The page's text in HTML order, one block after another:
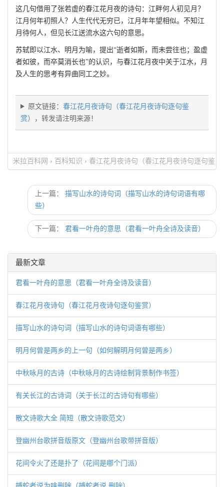
这几句借用了张若虚的春江花月夜的诗句：江畔何人初见月？
江月何年初照人？人生代代无穷已，江月年年望相似。不知江
月待何人，但见长江送流水这六句的意思。
苏轼即以江水、明月为喻，提出“逝者如斯，而未尝往也；盈虚
者如彼，而卒莫消长也”的认识，与春江花月夜中关于江水，月
及人生的思考有异曲同工之妙。
原文链接： 春江花月夜诗句（春江花月夜诗句逐句鉴
赏）
，转发请注明来源！
米拉百科网 › 百科知识 › 春江花月夜诗句（春江花月夜诗句逐句鉴
上一篇：
描写山水的诗句词（描写山水的诗句词语有哪
些）
下一篇： 君看一叶舟的意思（君看一叶舟全诗及读音）
最新文章
君看一叶舟的意思（君看一叶舟全诗及读音）
春江花月夜诗句（春江花月夜诗句逐句鉴赏）
描写山水的诗句词（描写山水的诗句词语有哪些）
明月何曾是两乡的上一句（如何解明月何曾是两乡）
中秋咏月的古诗（中秋咏月的古诗绘制背景制作书签）
有关长江的古诗词（关于长江的古诗句有哪些）
散文诗歌大全 简短（散文诗歌范文）
登幽州台歌拼音版原文（登幽州台歌带拼音版）
花间令火了还是扑了（花间是哪个门派）